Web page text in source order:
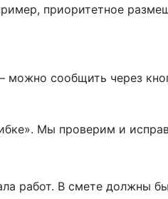
приоритетное
сообщить через
Мы проверим и
работ. В смете должны